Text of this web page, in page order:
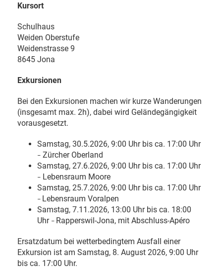
Kursort
Schulhaus
Weiden Oberstufe
Weidenstrasse 9
8645 Jona
Exkursionen
Bei den Exkursionen machen wir kurze Wanderungen
(insgesamt max. 2h), dabei wird Geländegängigkeit
vorausgesetzt.
Samstag, 30.5.2026, 9:00 Uhr bis ca. 17:00 Uhr
– Zürcher Oberland
Samstag, 27.6.2026, 9:00 Uhr bis ca. 17:00 Uhr
– Lebensraum Moore
Samstag, 25.7.2026, 9:00 Uhr bis ca. 17:00 Uhr
– Lebensraum Voralpen
Samstag, 7.11.2026, 13:00 Uhr bis ca. 18:00
Uhr – Rapperswil-Jona, mit Abschluss-Apéro
Ersatzdatum bei wetterbedingtem Ausfall einer
Exkursion ist am Samstag, 8. August 2026, 9:00 Uhr
bis ca. 17:00 Uhr.